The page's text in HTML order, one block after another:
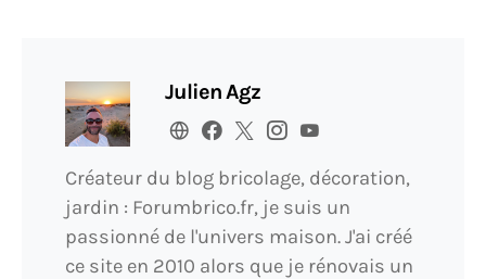
Julien Agz
Créateur du blog bricolage, décoration,
jardin : Forumbrico.fr, je suis un
passionné de l'univers maison. J'ai créé
ce site en 2010 alors que je rénovais un